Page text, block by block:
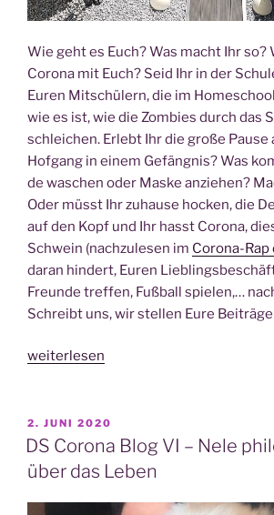
Wie geht es Euch? Was macht Ihr so?
Coro­na mit Euch? Seid Ihr in der
Euren Mit­schü­lern, die im
wie es ist, wie die Zom­bies durch das
schlei­chen. Erlebt Ihr die gro­ße Pau­se
Hof­gang in einem Gefäng­nis? Was
de waschen oder Mas­ke anzie­hen?
Oder müsst Ihr zuhau­se hocken, die
auf den Kopf und Ihr hasst Coro­na,
Schwein (nach­zu­le­sen im Coro­na-Rap
dar­an hin­dert, Euren
Freun­de tref­fen, Fuß­ball spie­len,…
Schreibt uns, wir stel­len Eure
„DS
Blog
VII
–
sas
weiterlesen
VERÖFFENTLICHT
AM
2. JUNI 2020
DS Corona Blog VI – Nele
über das Leben